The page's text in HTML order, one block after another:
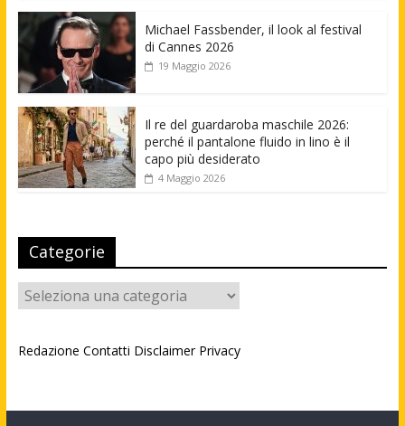
Michael Fassbender, il look al festival
di Cannes 2026
19 Maggio 2026
Il re del guardaroba maschile 2026:
perché il pantalone fluido in lino è il
capo più desiderato
4 Maggio 2026
Categorie
Categorie
Redazione Contatti Disclaimer Privacy